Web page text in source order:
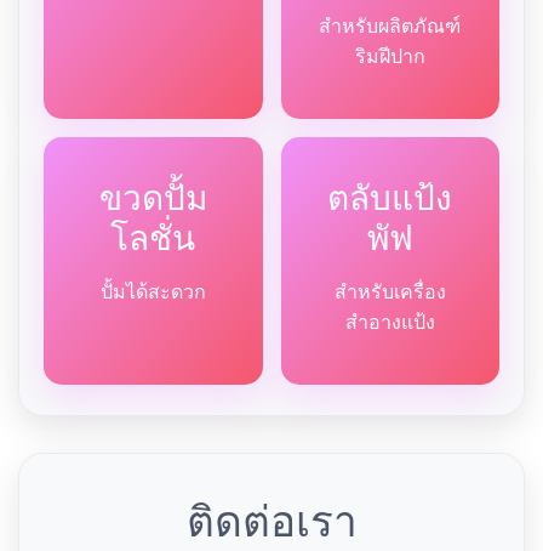
สำหรับผลิตภัณฑ์
ริมฝีปาก
ขวดปั้ม
โลชั่น
ปั้มได้สะดวก
ตลับแป้ง
พัฟ
สำหรับเครื่อง
สำอางแป้ง
ติดต่อเรา